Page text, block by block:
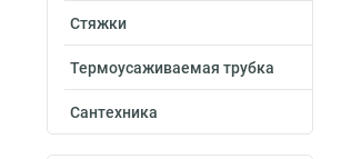
Стяжки
Термоусаживаемая трубка
Сантехника